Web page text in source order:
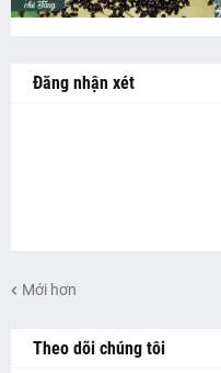
Đăng nhận xét
Mới hơn
Theo dõi chúng tôi